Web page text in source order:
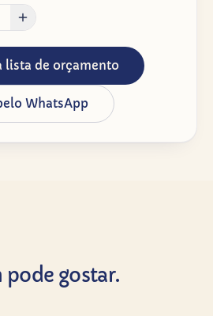
lista de orçamento
WhatsApp
gostar.